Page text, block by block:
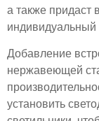
а также придаст
индивидуальный
Добавление
нержавеющей
установить